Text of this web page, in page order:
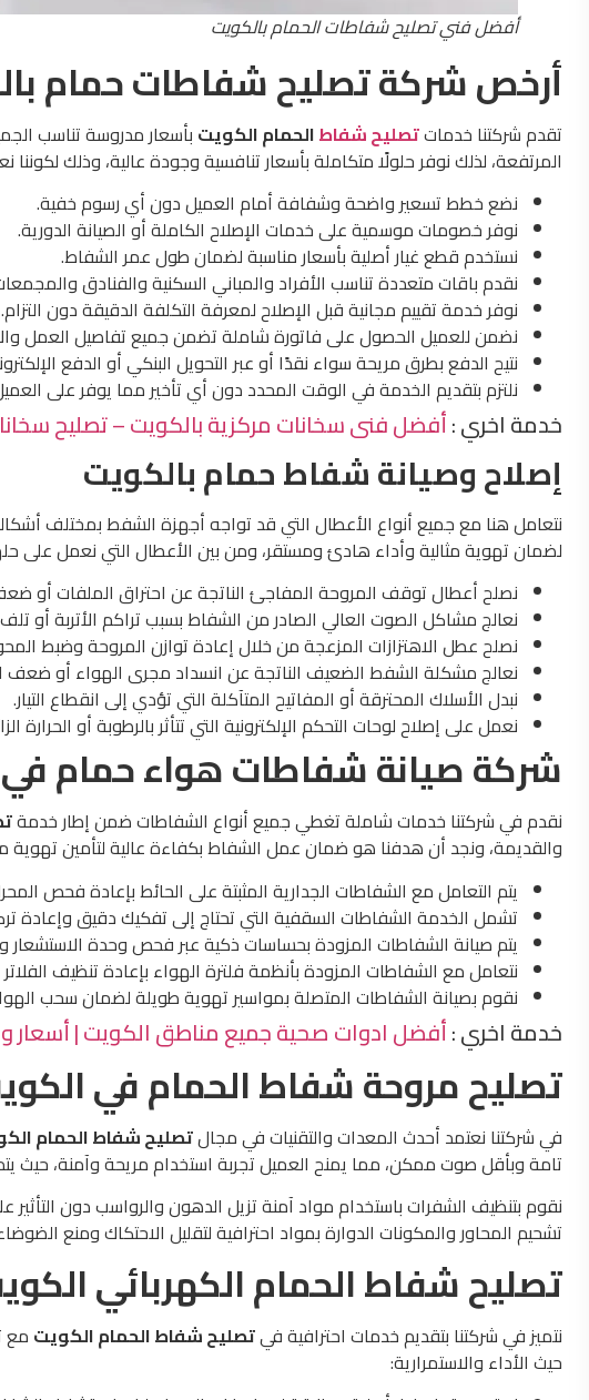
أفضل فني تصليح شفاطات الحمام بالكويت
أرخص شركة تصليح شفاطات حمام
تقدم شركتنا خدماتتصليح شفاطالحمام الكويت بأسعار مدروسة تناسب
المرتفعة، لذلك نوفر حلولًا متكاملة بأسعار تنافسية وجودة عالية، وذلك
نضع خطط تسعير واضحة وشفافة أمام العميل دون أي رسوم خفية.
نوفر خصومات موسمية على خدمات الإصلاح الكاملة أو الصيانة الدورية.
نستخدم قطع غيار أصلية بأسعار مناسبة لضمان طول عمر الشفاط.
نقدم باقات متعددة تناسب الأفراد والمباني السكنية والفنادق
نوفر خدمة تقييم مجانية قبل الإصلاح لمعرفة التكلفة الدقيقة دون التزام.
نضمن للعميل الحصول على فاتورة شاملة تضمن جميع تفاصيل العمل
نتيح الدفع بطرق مريحة سواء نقدًا أو عبر التحويل البنكي أو الدفع
نلتزم بتقديم الخدمة في الوقت المحدد دون أي تأخير مما يوفر على
خدمة اخري :أفضل فنى سخانات مركزية بالكويت – تصليح سخانات
إصلاح وصيانة شفاط حمام بالكويت
نتعامل هنا مع جميع أنواع الأعطال التي قد تواجه أجهزة الشفط بمختلف
لضمان تهوية مثالية وأداء هادئ ومستقر، ومن بين الأعطال التي نعمل على
نصلح أعطال توقف المروحة المفاجئ الناتجة عن احتراق الملفات أو ضعف
نعالج مشاكل الصوت العالي الصادر من الشفاط بسبب تراكم الأتربة أو
نصلح عطل الاهتزازات المزعجة من خلال إعادة توازن المروحة وضبط
نعالج مشكلة الشفط الضعيف الناتجة عن انسداد مجرى الهواء أو ضعف
نبدل الأسلاك المحترقة أو المفاتيح المتآكلة التي تؤدي إلى انقطاع التيار.
نعمل على إصلاح لوحات التحكم الإلكترونية التي تتأثر بالرطوبة أو الحرارة
شركة صيانة شفاطات هواء حمام
نقدم في شركتنا خدمات شاملة تغطي جميع أنواع الشفاطات ضمن إطار خدمة
والقديمة، ونجد أن هدفنا هو ضمان عمل الشفاط بكفاءة عالية لتأمين تهوية
يتم التعامل مع الشفاطات الجدارية المثبتة على الحائط بإعادة فحص
تشمل الخدمة الشفاطات السقفية التي تحتاج إلى تفكيك دقيق وإعادة
يتم صيانة الشفاطات المزودة بحساسات ذكية عبر فحص وحدة الاستشعار
نتعامل مع الشفاطات المزودة بأنظمة فلترة الهواء بإعادة تنظيف الفلاتر
نقوم بصيانة الشفاطات المتصلة بمواسير تهوية طويلة لضمان سحب
خدمة اخري :أفضل ادوات صحية جميع مناطق الكويت | أسعار
تصليح مروحة شفاط الحمام في
في شركتنا نعتمد أحدث المعدات والتقنيات في مجالتصليح شفاط الحمام
تامة وبأقل صوت ممكن، مما يمنح العميل تجربة استخدام مريحة وآمنة، حيث
نقوم بتنظيف الشفرات باستخدام مواد آمنة تزيل الدهون والرواسب دون
تشحيم المحاور والمكونات الدوارة بمواد احترافية لتقليل الاحتكاك ومنع
تصليح شفاط الحمام الكهربائي
نتميز في شركتنا بتقديم خدمات احترافية فيتصليح شفاط الحمام الكويت مع
حيث الأداء والاستمرارية: